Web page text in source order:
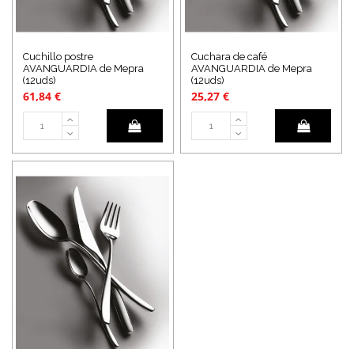
Cuchillo postre
AVANGUARDIA de Mepra
(12uds)
61,84 €
Cuchara de café
AVANGUARDIA de Mepra
(12uds)
25,27 €